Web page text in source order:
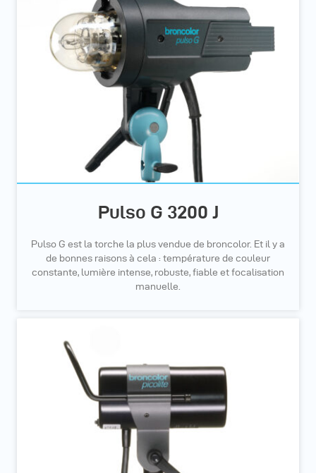
Pulso G 3200 J
Pulso G est la torche la plus vendue de broncolor. Et il y a
de bonnes raisons à cela : température de couleur
constante, lumière intense, robuste, fiable et focalisation
manuelle.